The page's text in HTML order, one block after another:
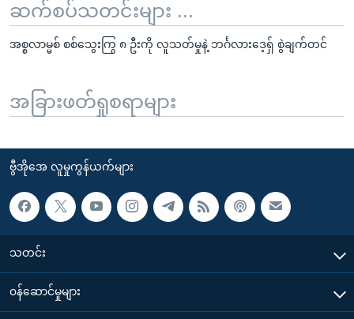
ဆက်စပ်သတင်းများ ...
အစ္စလာမ္မစ် စစ်သွေးကြွ ၈ ဦးကို လူသတ်မှုနဲ့ ဘင်္ဂလားဒေ့ရှ် စွဲချက်တင်
အခြားဖတ်ရှုစရာများ
ဗွီအိုအေ လူမှုကွန်ယက်များ
သတင်း
၀န်ဆောင်မှုများ